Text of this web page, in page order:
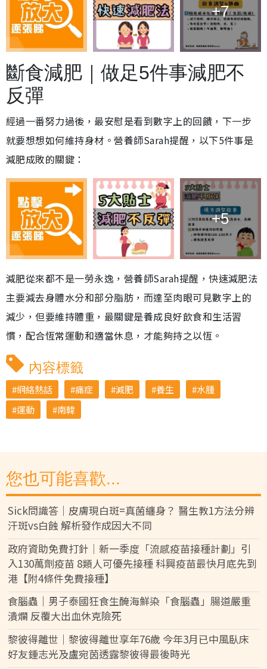
+7
斷食減肥｜做足5件事減肥不
反彈
經過一番努力過後，最安慰是看到數字上的回饋，下一步
就要想想如何維持身材。營養師Sarah提醒，以下5件事是
減肥成敗的關鍵：
+5
減肥從來都不是一勞永逸，營養師Sarah提醒，快速減肥法
主要減去身體水分和部分脂肪，而達至肉眼可見數字上的
減少，但要維持體重，最關鍵是養成良好飲食和生活習
慣，配合恆常運動和適當休息，才能夠持之以恆。
內容標籤
網絡熱話 痛症 減肥 養生
水腫
運動
南韓
您也可能喜歡...
Sick問識答｜皮膚現白斑=真菌纏身？ 醫生教1方法分辨
汗斑vs白蝕 解析發作成因大不同
政府資助免費打針｜新一季度「流感疫苗接種計劃」引
入130萬劑疫苗 8類人可優先接種 科興疫苗最快月底先到
港【附4條件免費接種】
食腦蟲｜男子泰國狂食生醃海鮮染「食腦蟲」腸道嚴重
潰爛 反覆大出血休克險死
黎彼得離世｜黎彼得離世享年76歲 今年3月已中風臥床
好友鍾志光及盧宛茵透露黎彼得最後時光